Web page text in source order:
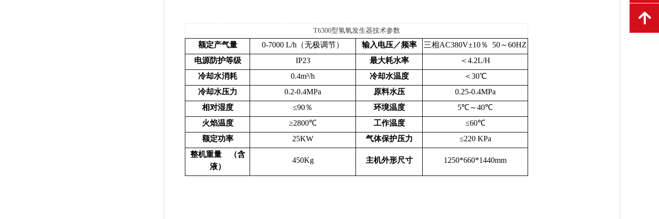
T6300型氢氧发生器技术参数
额定产气量 0-7000 L/h（无极调节） 输入电压／频率
三相AC380V±10％ 50～60HZ
电源防护等级
IP23 最大耗水率
＜4.2L/H
冷却水消耗
0.4m³/h 冷却水温度
＜30℃
冷却水压力
0.2-0.4MPa 原料水压
0.25-0.4MPa
相对湿度
≤90％ 环境温度
5℃～40℃
火焰温度
≥2800℃ 工作温度
≤60℃
额定功率
25KW 气体保护压力
≤220 KPa
整机重量 （含
液）
450Kg 主机外形尺寸 1250*660*1440mm
녕